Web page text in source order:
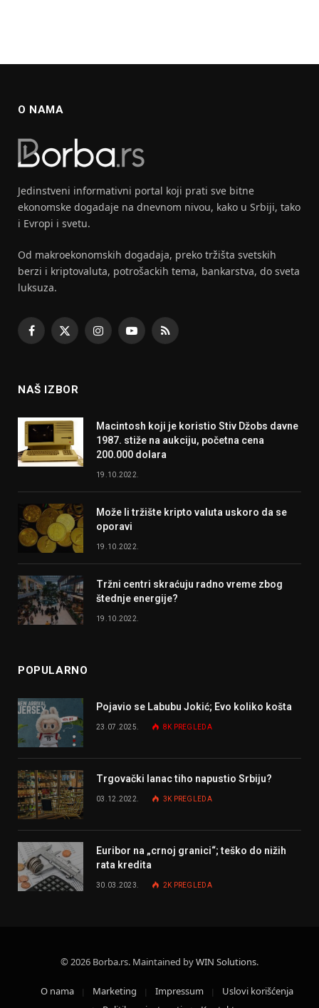
O NAMA
Jedinstveni informativni portal koji prati sve bitne
ekonomske dogadaje na dnevnom nivou, kako u Srbiji, tako
i Evropi i svetu.
Od makroekonomskih dogadaja, preko tržišta svetskih
berzi i kriptovaluta, potrošackih tema, bankarstva, do sveta
luksuza.
Facebook
X
InstagramYouTubeRSS
NAŠ IZBOR
Macintosh koji je koristio Stiv Džobs davne
1987. stiže na aukciju, početna cena
200.000 dolara
19.10.2022.
Može li tržište kripto valuta uskoro da se
oporavi
19.10.2022.
Tržni centri skraćuju radno vreme zbog
štednje energije?
19.10.2022.
POPULARNO
Pojavio se Labubu Jokić; Evo koliko košta
23.07.2025. 8K PREGLEDA
Trgovački lanac tiho napustio Srbiju?
03.12.2022. 3K PREGLEDA
Euribor na „crnoj granici“; teško do nižih
rata kredita
30.03.2023. 2K PREGLEDA
© 2026 Borba.rs. Maintained byWIN Solutions.
O nama Marketing Impressum
Uslovi korišćenja